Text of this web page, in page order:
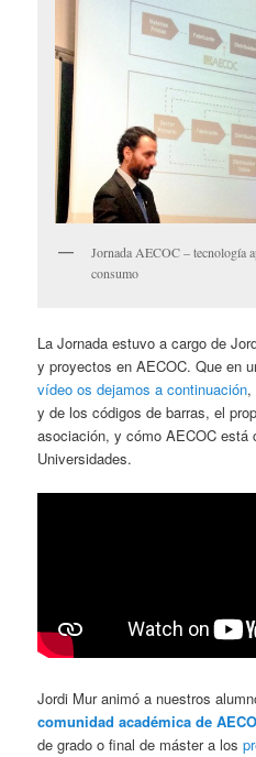
Jornada AECOC – tecnología
consumo
La Jornada estuvo a cargo de
y proyectos en AECOC. Que en
vídeo os dejamos a continuación,
y de los códigos de barras, el
asociación, y cómo AECOC está
Universidades.
Jordi Mur animó a nuestros
comunidad académica de
de grado o final de máster a los